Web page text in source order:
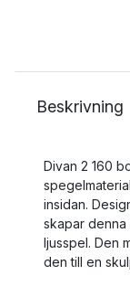
Beskrivning
Divan 2 160
insidan.
skapar
ljusspel. Den
den till en